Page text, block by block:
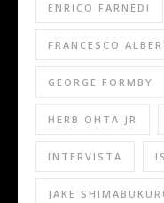
ENRICO FARNEDI
FRANCESCO
GEORGE FORMBY
HERB OHTA JR
INTERVISTA
JAKE